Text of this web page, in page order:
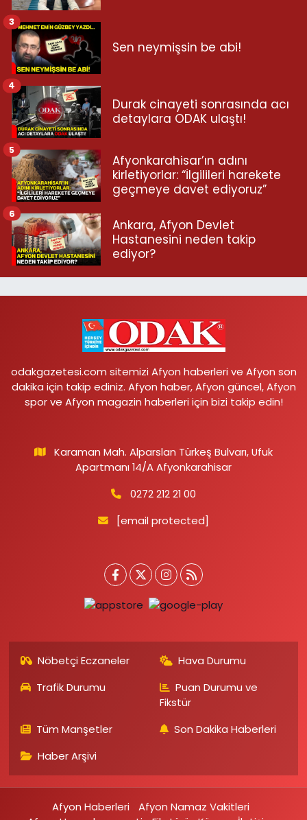
Sen neymişsin be abi!
3
Durak cinayeti sonrasında acı
detaylara ODAK ulaştı!
4
Afyonkarahisar’ın adını
kirletiyorlar: “İlgilileri harekete
geçmeye davet ediyoruz”
5
Ankara, Afyon Devlet
Hastanesini neden takip
ediyor?
6
odakgazetesi.com sitemizi Afyon haberleri ve Afyon son
dakika için takip ediniz. Afyon haber, Afyon güncel, Afyon
spor ve Afyon magazin haberleri için bizi takip edin!
Karaman Mah. Alparslan Türkeş Bulvarı, Ufuk
Apartmanı 14/A Afyonkarahisar
0272 212 21 00
[email protected]
Nöbetçi Eczaneler
Hava Durumu
Trafik Durumu
Puan Durumu ve
Fikstür
Tüm Manşetler
Son Dakika Haberleri
Haber Arşivi
Afyon Haberleri
Afyon Namaz Vakitleri